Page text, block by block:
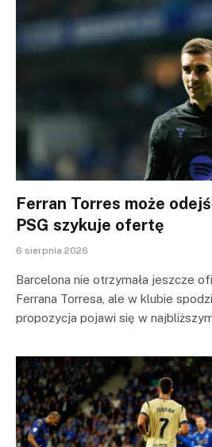
Ferran Torres może
PSG szykuje ofertę
6 sierpnia 2026
Barcelona nie otrzymała jeszcze
Ferrana Torresa, ale w klubie
propozycja pojawi się w